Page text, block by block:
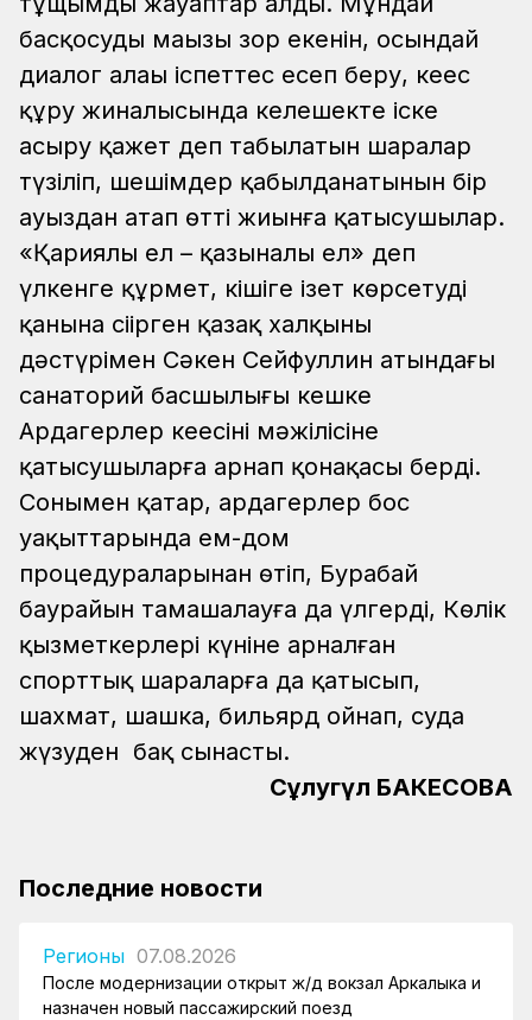
басқосудың маңызы зор екенін, осындай
диалог алаңы іспеттес есеп беру, кеңес
құру жиналысында келешекте іске
асыру қажет деп табылатын шаралар
түзіліп, шешімдер қабылданатынын бір
ауыздан атап өтті жиынға қатысушылар.
«Қариялы ел – қазыналы ел» деп
үлкенге құрмет, кішіге ізет көрсетуді
қанына сіңірген қазақ халқының
дәстүрімен Сәкен Сейфуллин атындағы
санаторий басшылығы кешке
Ардагерлер кеңесінің мәжілісіне
қатысушыларға арнап қонақасы берді.
Сонымен қатар, ардагерлер бос
уақыттарында ем-дом
процедураларынан өтіп, Бурабай
баурайын тамашалауға да үлгерді, Көлік
қызметкерлері күніне арналған
спорттық шараларға да қатысып,
шахмат, шашка, бильярд ойнап, суда
жүзуден бақ сынасты.
Сұлугүл БАКЕСОВА
Последние новости
Регионы 07.08.2026
После модернизации открыт ж/д вокзал Аркалыка и
назначен новый пассажирский поезд